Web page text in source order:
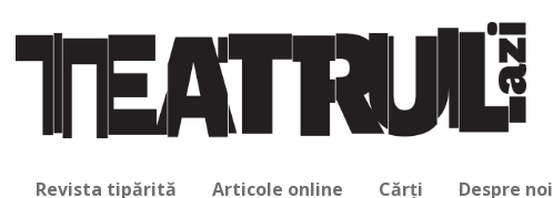
Revista tipărită Articole online Cărți Despre noi